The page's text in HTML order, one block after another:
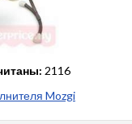
2116
Mozgi